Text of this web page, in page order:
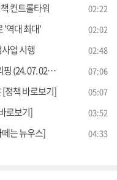
컨트롤타워 02:22
'역대 최대' 02:02
업 시행 02:48
07. 02. 10시) 07:06
[정책 바로보기] 05:07
로보기] 03:52
는 뉴우스] 04:33